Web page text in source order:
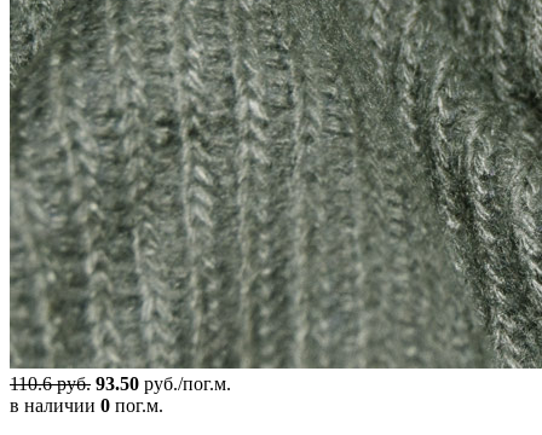
110.6 руб. 93.50 руб./пог.м.
в наличии 0 пог.м.